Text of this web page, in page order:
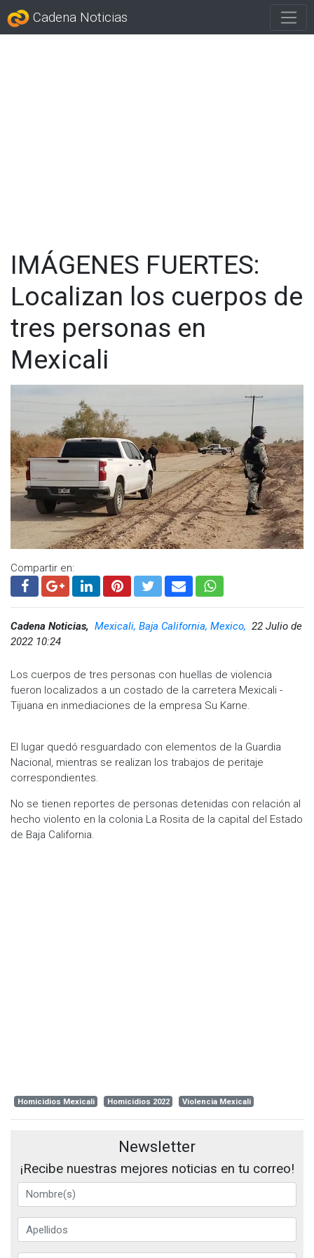
Cadena Noticias
IMÁGENES FUERTES:
Localizan los cuerpos de
tres personas en
Mexicali
Compartir en:
Cadena Noticias, Mexicali, Baja California, Mexico, 22 Julio de
2022 10:24
Los cuerpos de tres personas con huellas de violencia
fueron localizados a un costado de la carretera Mexicali -
Tijuana en inmediaciones de la empresa Su Karne.
El lugar quedó resguardado con elementos de la Guardia
Nacional, mientras se realizan los trabajos de peritaje
correspondientes.
No se tienen reportes de personas detenidas con relación al
hecho violento en la colonia La Rosita de la capital del Estado
de Baja California.
Homicidios Mexicali Homicidios 2022 Violencia Mexicali
Newsletter
¡Recibe nuestras mejores noticias en tu correo!